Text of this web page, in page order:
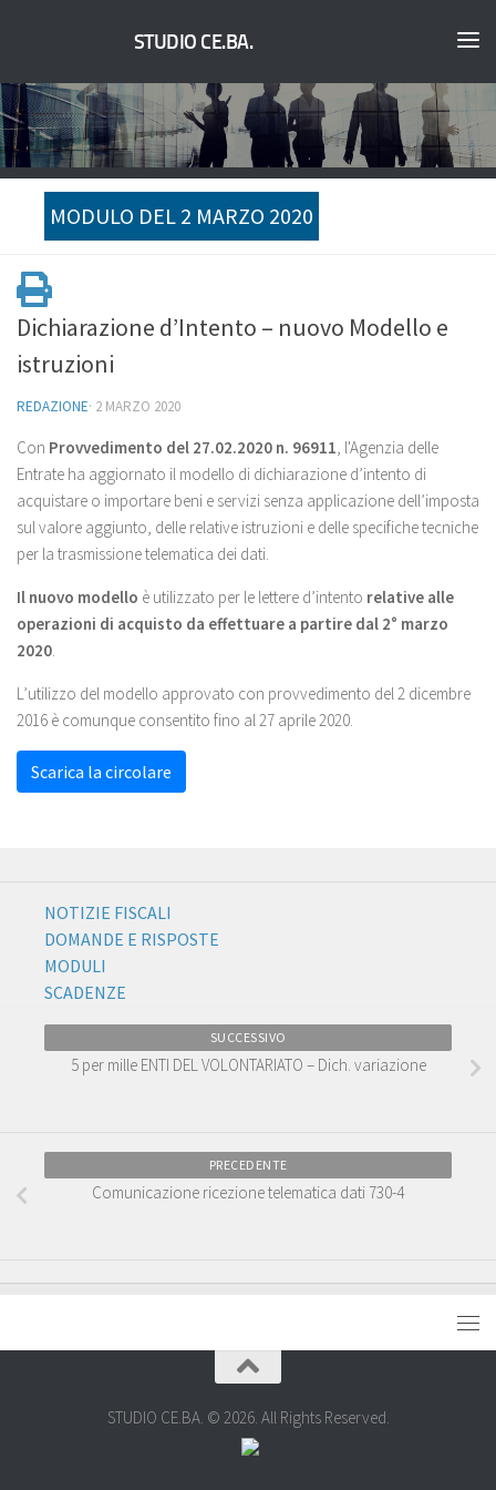
STUDIO CE.BA.
MODULO DEL 2 MARZO 2020
Dichiarazione d’Intento – nuovo Modello e
istruzioni
REDAZIONE· 2 MARZO 2020
Con Provvedimento del 27.02.2020 n. 96911, l'Agenzia delle
Entrate ha aggiornato il modello di dichiarazione d’intento di
acquistare o importare beni e servizi senza applicazione dell’imposta
sul valore aggiunto, delle relative istruzioni e delle specifiche tecniche
per la trasmissione telematica dei dati.
Il nuovo modello è utilizzato per le lettere d’intento relative alle
operazioni di acquisto da effettuare a partire dal 2° marzo
2020.
L’utilizzo del modello approvato con provvedimento del 2 dicembre
2016 è comunque consentito fino al 27 aprile 2020.
Scarica la circolare
NOTIZIE FISCALI
DOMANDE E RISPOSTE
MODULI
SCADENZE
SUCCESSIVO
5 per mille ENTI DEL VOLONTARIATO – Dich. variazione
PRECEDENTE
Comunicazione ricezione telematica dati 730-4
STUDIO CE.BA. © 2026. All Rights Reserved.